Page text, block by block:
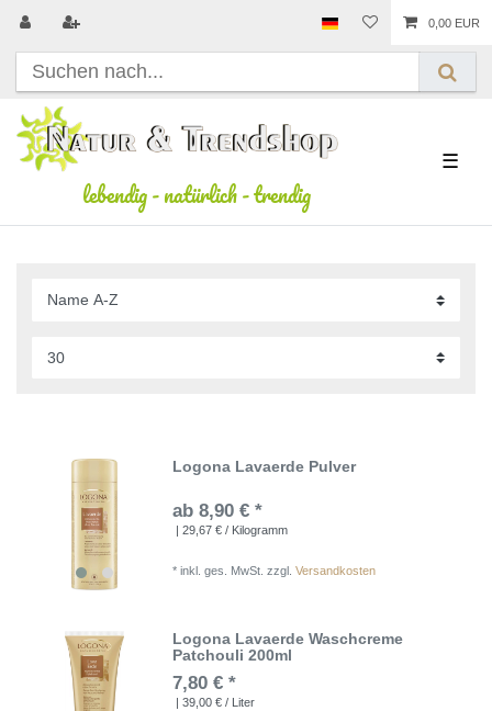
0,00 EUR
lebendig-natürlich-trendig
☰
Logona Lavaerde Pulver
ab 8,90 € *
| 29,67 € / Kilogramm
*inkl. ges. MwSt. zzgl.Versandkosten
Logona Lavaerde Waschcreme
Patchouli 200ml
7,80 € *
| 39,00 € / Liter